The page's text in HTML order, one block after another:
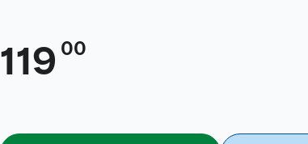
119 00